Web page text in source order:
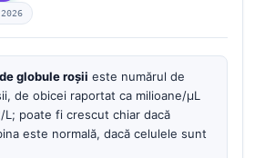
globule roșii este numărul de
de obicei raportat ca milioane/µL
L; poate fi crescut chiar dacă
este normală, dacă celulele sunt